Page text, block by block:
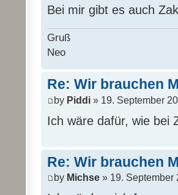
Bei mir gibt es auch
Gruß
Neo
Re: Wir brauchen
by Piddi » 19. September
Ich wäre dafür, wie bei
Re: Wir brauchen
by Michse » 19. September